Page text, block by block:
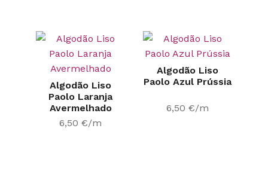
Algodão Liso
Paolo Laranja
Avermelhado
6,50 €/m
Algodão Liso
Paolo Azul Prússia
6,50 €/m